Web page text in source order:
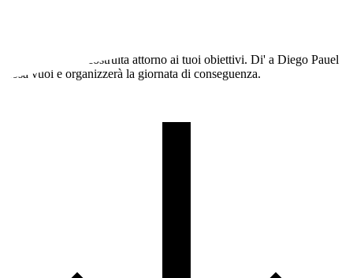
Ogni sessione è costruita attorno ai tuoi obiettivi. Di' a Diego Pauel
cosa vuoi e organizzerà la giornata di conseguenza.